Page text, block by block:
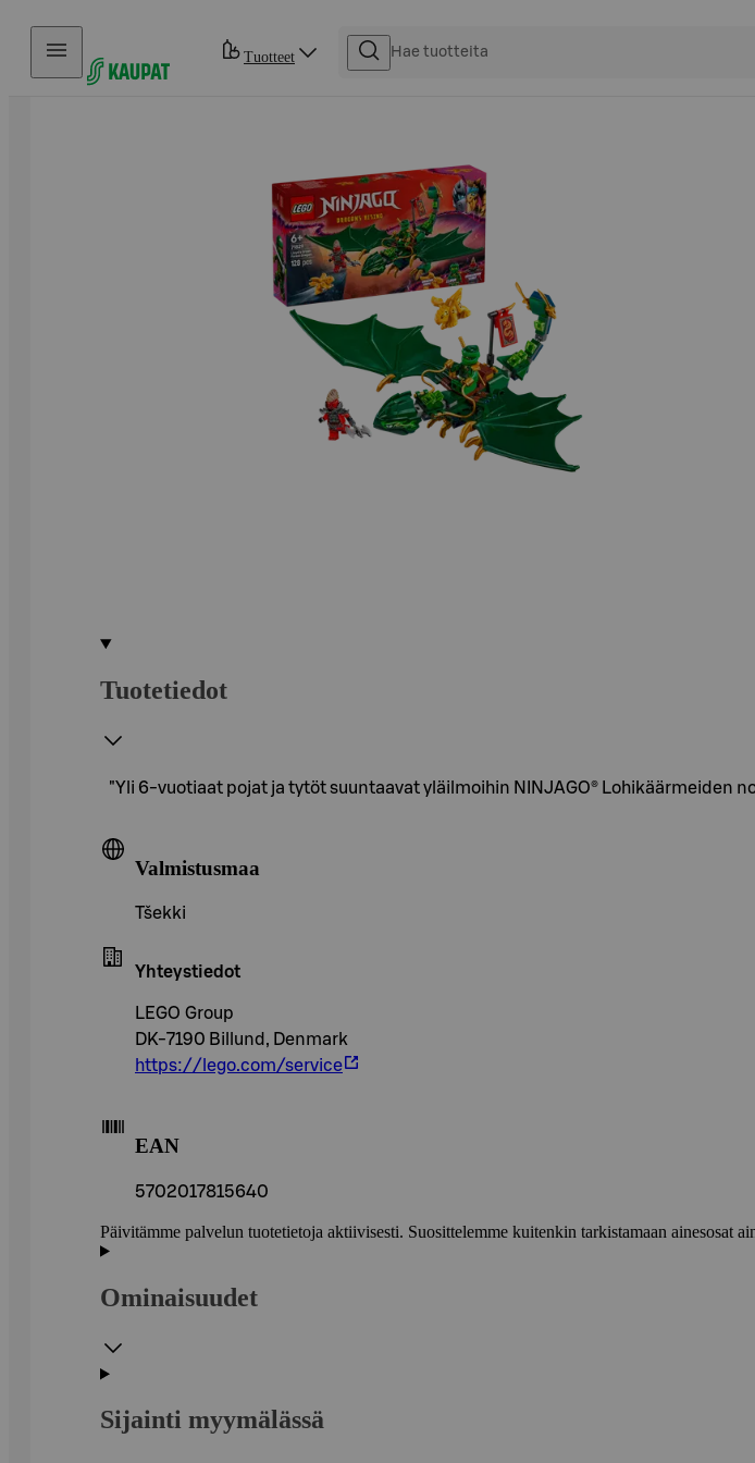
Hyppää sisältöön
Tuotteet
Tuotetiedot
"Yli 6-vuotiaat pojat ja tytöt suuntaavat yläilmoihin NINJAGO® Lohikäärmeiden
Valmistusmaa
Tšekki
Yhteystiedot
LEGO Group
DK-7190 Billund, Denmark
https://lego.com/service
EAN
5702017815640
Päivitämme palvelun tuotetietoja aktiivisesti. Suosittelemme kuitenkin tarkistamaan ainesosat
Ominaisuudet
Sijainti myymälässä